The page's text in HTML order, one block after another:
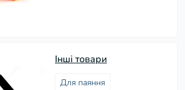
Інші товари
Для паяння